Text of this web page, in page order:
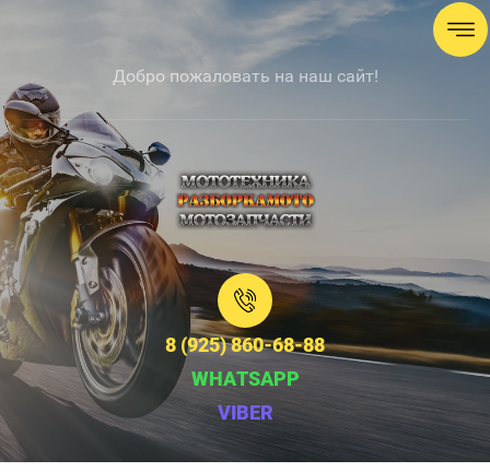
Добро пожаловать на наш сайт!
8 (925) 860-68-88
WHATSAPP
VIBER